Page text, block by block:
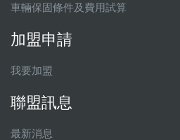
車輛保固條件及費用試算
加盟申請
我要加盟
聯盟訊息
最新消息